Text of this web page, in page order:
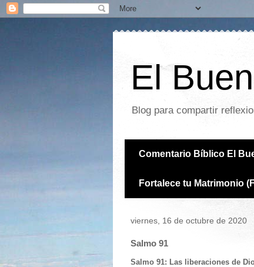
El
Blog para compartir
Comentario Bíblico El
Fortalece tu Matrimonio
viernes, 16 de octubre de 2020
Salmo 91
Salmo 91: Las liberaciones de